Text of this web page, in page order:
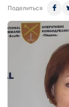
Поделиться